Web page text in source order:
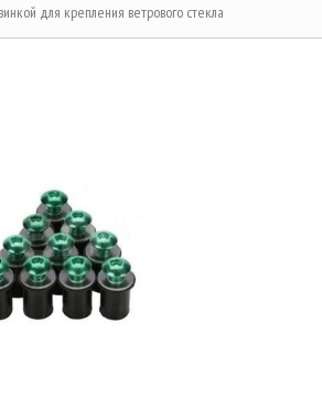
для крепления ветрового стекла